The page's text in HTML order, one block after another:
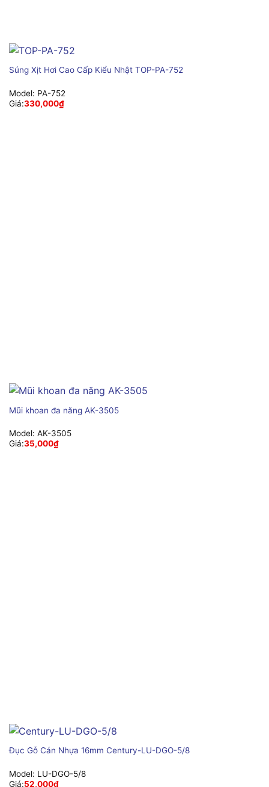
Súng Xịt Hơi Cao Cấp Kiểu Nhật TOP-PA-752
Model: PA-752
Giá:330,000₫
Mũi khoan đa năng AK-3505
Model: AK-3505
Giá:35,000₫
Đục Gỗ Cán Nhựa 16mm Century-LU-DGO-5/8
Model: LU-DGO-5/8
Giá:52,000₫